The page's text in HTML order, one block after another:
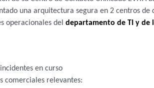
una arquitectura segura en 2 centros
operacionales del departamento de TI y de
en curso
comerciales relevantes: